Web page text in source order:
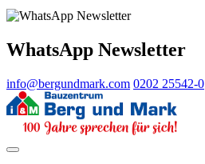
WhatsApp Newsletter
info@bergundmark.com 0202 25542-0